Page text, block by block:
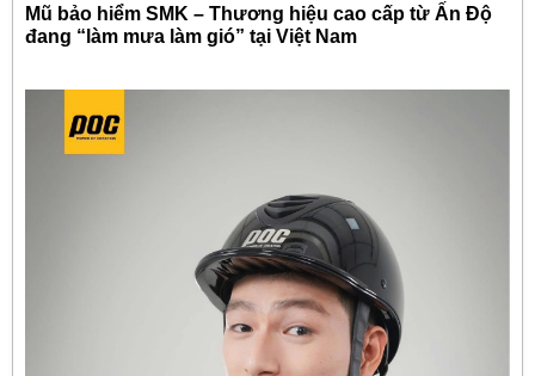
Mũ bảo hiểm SMK – Thương hiệu cao cấp từ Ấn Độ
đang “làm mưa làm gió” tại Việt Nam